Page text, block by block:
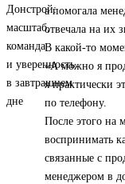
а помогала
отвечала на их
В какой-то
«А можно я
я практически
по телефону.
После этого на
воспринимать
связанные с
менеджером в